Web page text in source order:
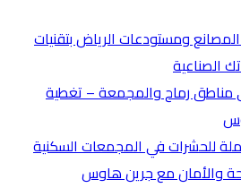
ومستودعات الرياض بتقنيات
الصناعية
رماح والمجمعة – تغطية
للحشرات في المجمعات السكنية
والأمان مع جرين هاوس